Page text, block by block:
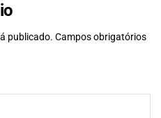
publicado. Campos obrigatórios